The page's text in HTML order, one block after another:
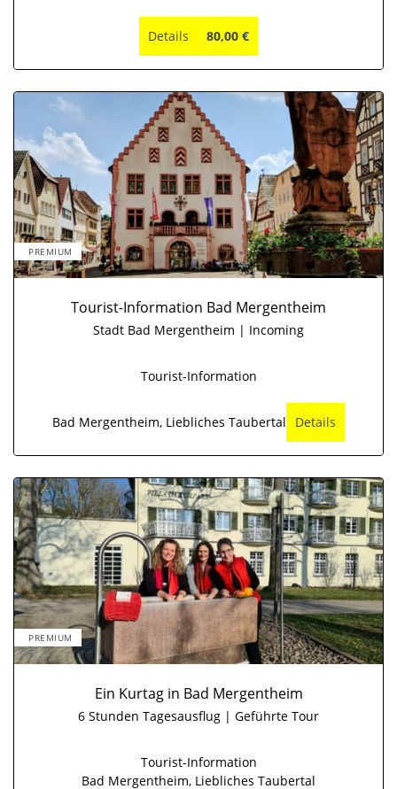
Details 80,00 €
PREMIUM
Tourist-Information Bad Mergentheim
Stadt Bad Mergentheim | Incoming
Tourist-Information
Bad Mergentheim, Liebliches Taubertal Details
PREMIUM
Ein Kurtag in Bad Mergentheim
6 Stunden Tagesausflug | Geführte Tour
Tourist-Information
Bad Mergentheim, Liebliches Taubertal